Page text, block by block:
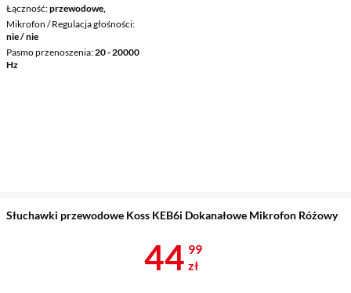
Łączność przewodowe,
Mikrofon / Regulacja głośności
nie / nie
Pasmo przenoszenia 20 - 20000
Hz
Słuchawki przewodowe Koss KEB6i Dokanałowe Mikrofon Różowy
Cena 44,99
44 99
zł